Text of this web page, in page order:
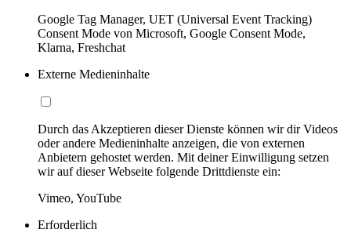
Google Tag Manager, UET (Universal Event Tracking)
Consent Mode von Microsoft, Google Consent Mode,
Klarna, Freshchat
Externe Medieninhalte
Durch das Akzeptieren dieser Dienste können wir dir Videos
oder andere Medieninhalte anzeigen, die von externen
Anbietern gehostet werden. Mit deiner Einwilligung setzen
wir auf dieser Webseite folgende Drittdienste ein:
Vimeo, YouTube
Erforderlich